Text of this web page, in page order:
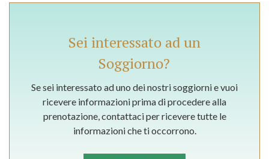
Sei interessato ad un
Soggiorno?
Se sei interessato ad uno dei nostri soggiorni e vuoi
ricevere informazioni prima di procedere alla
prenotazione, contattaci per ricevere tutte le
informazioni che ti occorrono.